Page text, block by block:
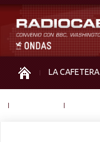
LA CAFETERA